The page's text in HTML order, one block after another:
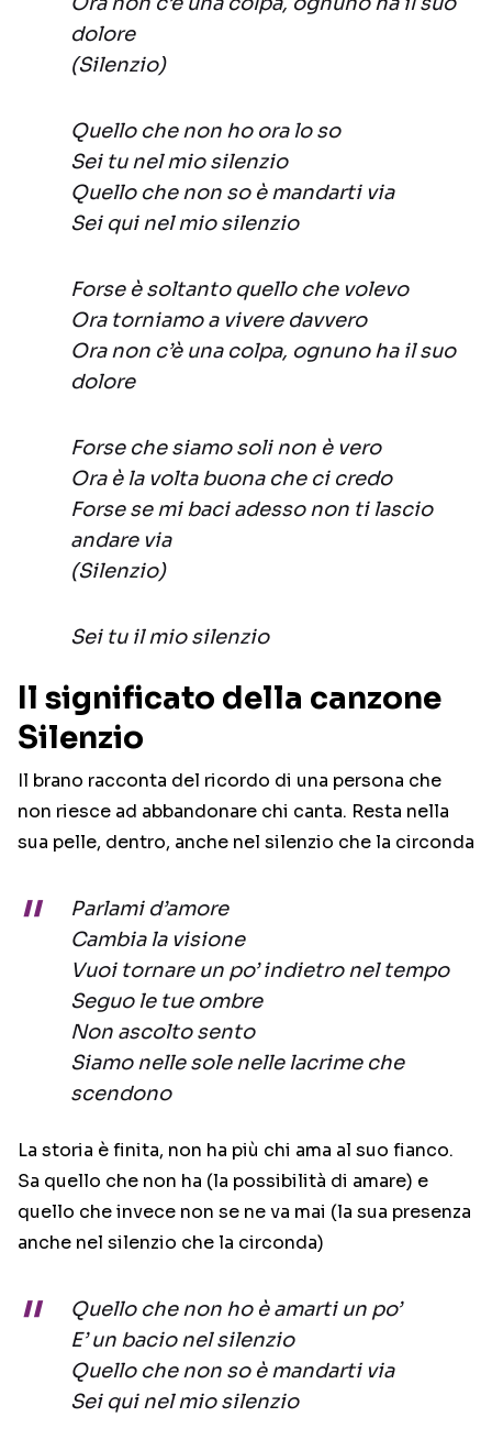
dolore
(Silenzio)
Quello che non ho ora lo so
Sei tu nel mio silenzio
Quello che non so è mandarti via
Sei qui nel mio silenzio
Forse è soltanto quello che volevo
Ora torniamo a vivere davvero
Ora non c’è una colpa, ognuno ha il suo
dolore
Forse che siamo soli non è vero
Ora è la volta buona che ci credo
Forse se mi baci adesso non ti lascio
andare via
(Silenzio)
Sei tu il mio silenzio
Il significato della canzone
Silenzio
Il brano racconta del ricordo di una persona che
non riesce ad abbandonare chi canta. Resta nella
sua pelle, dentro, anche nel silenzio che la circonda
Parlami d’amore
Cambia la visione
Vuoi tornare un po’ indietro nel tempo
Seguo le tue ombre
Non ascolto sento
Siamo nelle sole nelle lacrime che
scendono
La storia è finita, non ha più chi ama al suo fianco.
Sa quello che non ha (la possibilità di amare) e
quello che invece non se ne va mai (la sua presenza
anche nel silenzio che la circonda)
Quello che non ho è amarti un po’
E’ un bacio nel silenzio
Quello che non so è mandarti via
Sei qui nel mio silenzio